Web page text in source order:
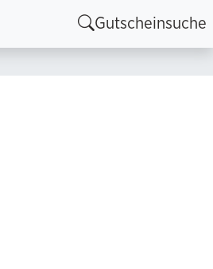
Gutscheinsuche